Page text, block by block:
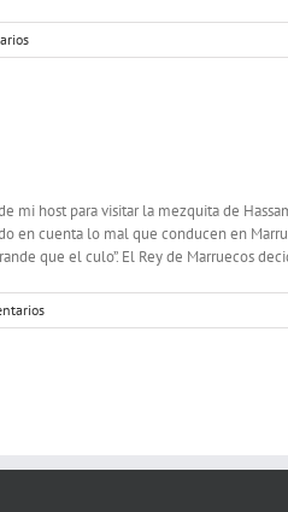
mi host para visitar la mezquita de
en cuenta lo mal que conducen en
que el culo”. El Rey de Marruecos